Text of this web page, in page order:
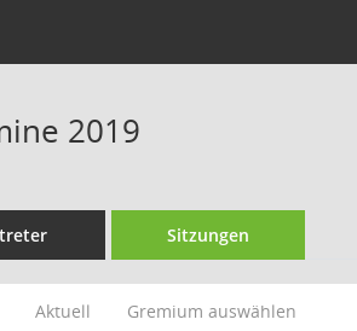
2019
Sitzungen
Aktuell Gremium auswählen